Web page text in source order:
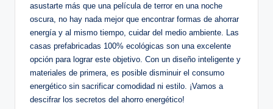
asustarte más que una película de terror en una noche
oscura, no hay nada mejor que encontrar formas de ahorrar
energía y al mismo tiempo, cuidar del medio ambiente. Las
casas prefabricadas 100% ecológicas son una excelente
opción para lograr este objetivo. Con un diseño inteligente y
materiales de primera, es posible disminuir el consumo
energético sin sacrificar comodidad ni estilo. ¡Vamos a
descifrar los secretos del ahorro energético!